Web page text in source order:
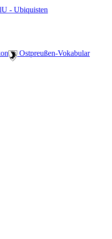
U - Ubiquisten
️ Ostpreußen-Vokabular